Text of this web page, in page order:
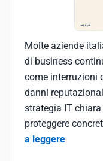
Molte aziende
di business
come interruzioni
danni
strategia IT
proteggere
a leggere